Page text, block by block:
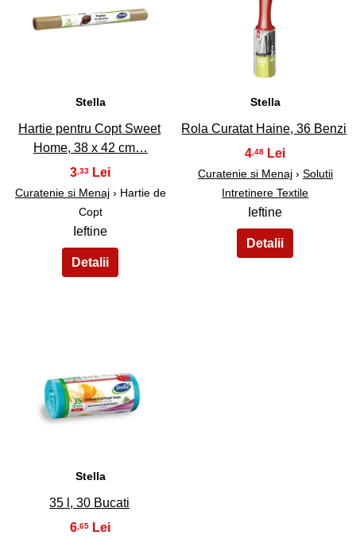
Stella
Hartie pentru Copt Sweet
Home, 38 x 42 cm…
3 ,33
Curatenie si Menaj› Hartie de
Copt
Ieftine
34
Stella
Rola Curatat Haine, 36 Benzi
4 ,48
Curatenie si Menaj› Solutii
Intretinere Textile
Ieftine
35
Stella
35 l, 30 Bucati
6 ,65